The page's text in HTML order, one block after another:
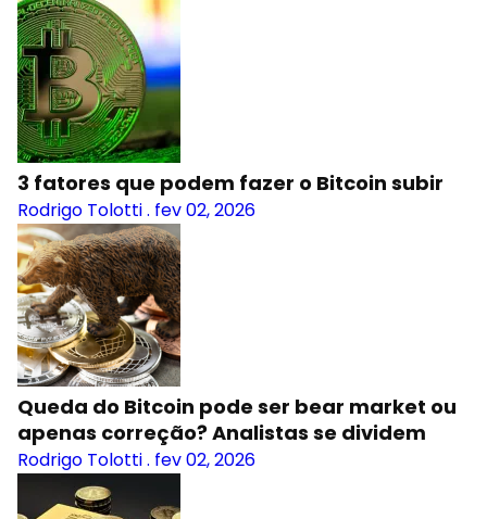
3 fatores que podem fazer o Bitcoin subir
Rodrigo Tolotti. fev 02, 2026
Queda do Bitcoin pode ser bear market ou
apenas correção? Analistas se dividem
Rodrigo Tolotti. fev 02, 2026